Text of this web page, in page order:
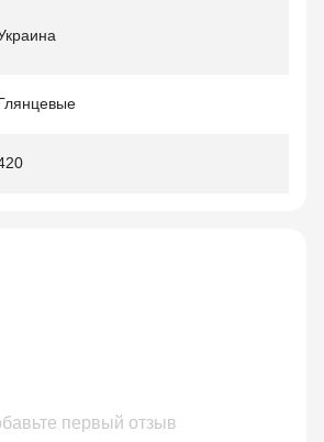
первый отзыв